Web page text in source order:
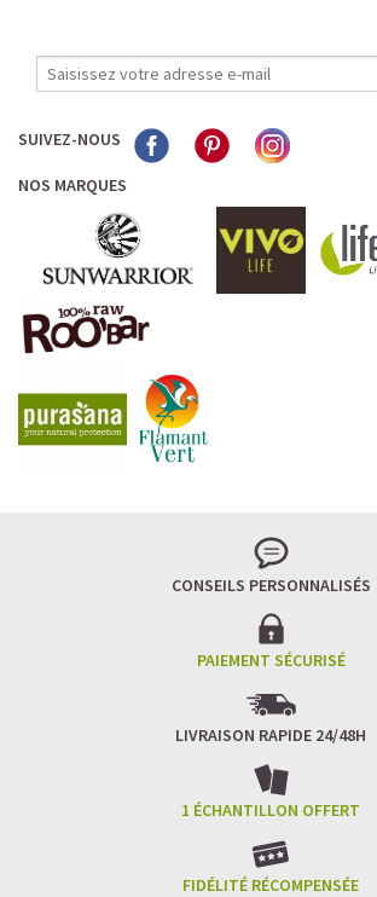
SUIVEZ-NOUS
NOS MARQUES
CONSEILS PERSONNALISÉS
PAIEMENT SÉCURISÉ
LIVRAISON RAPIDE 24/48H
1 ÉCHANTILLON OFFERT
FIDÉLITÉ RÉCOMPENSÉE